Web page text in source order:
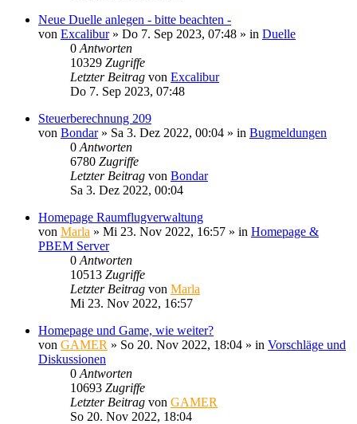
Neue Duelle anlegen - bitte beachten -
von Excalibur» Do 7. Sep 2023, 07:48 » in Duelle
0 Antworten
10329 Zugriffe
Letzter Beitrag von Excalibur
Do 7. Sep 2023, 07:48
Steuerberechnung 209
von Bondar» Sa 3. Dez 2022, 00:04 » in Bugmeldungen
0 Antworten
6780 Zugriffe
Letzter Beitrag von Bondar
Sa 3. Dez 2022, 00:04
Homepage Raumflugverwaltung
von Marla » Mi 23. Nov 2022, 16:57 » in Homepage &
PBEM Server
0 Antworten
10513 Zugriffe
Letzter Beitrag von Marla
Mi 23. Nov 2022, 16:57
Homepage und Game, wie weiter?
von GAMER » So 20. Nov 2022, 18:04 » in Vorschläge und
Diskussionen
0 Antworten
10693 Zugriffe
Letzter Beitrag von GAMER
So 20. Nov 2022, 18:04